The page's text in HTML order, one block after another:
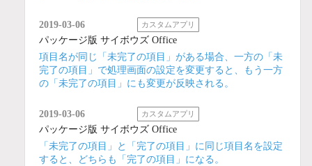
2019-03-06 カスタムアプリ
パッケージ版 サイボウズ Office
項目名が同じ「未完了の項目」がある場合、一方の「未
完了の項目」で処理画面の設定を変更すると、もう一方
の「未完了の項目」にも変更が反映される。
2019-03-06 カスタムアプリ
パッケージ版 サイボウズ Office
「未完了の項目」と「完了の項目」に同じ項目名を設定
すると、どちらも「完了の項目」になる。